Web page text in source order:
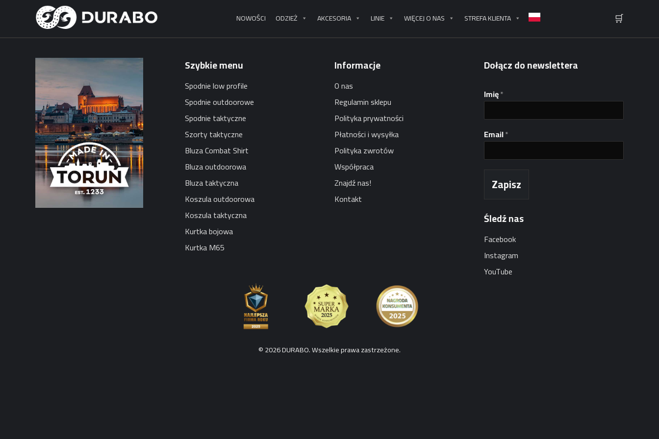
NOWOŚCI ODZIEŻ AKCESORIA LINIE WIĘCEJ O NAS STREFA KLIENTA 🛒
Szybkie menu
Spodnie low profile
Spodnie outdoorowe
Spodnie taktyczne
Szorty taktyczne
Bluza Combat Shirt
Bluza outdoorowa
Bluza taktyczna
Koszula outdoorowa
Koszula taktyczna
Kurtka bojowa
Kurtka M65
Informacje
O nas
Regulamin sklepu
Polityka prywatności
Płatności i wysyłka
Polityka zwrotów
Współpraca
Znajdź nas!
Kontakt
Dołącz do newslettera
Imię*
*
I
i
Email*
Zapisz
Śledź nas
Facebook
Instagram
YouTube
© 2026 DURABO. Wszelkie prawa zastrzeżone.